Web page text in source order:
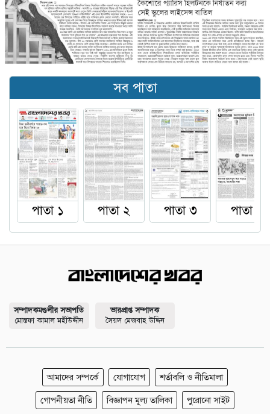
সব পাতা
পাতা ১ পাতা ২ পাতা ৩ পাতা ৪
সম্পাদকমণ্ডলীর সভাপতি
মোস্তফা কামাল মহীউদ্দীন
ভারপ্রাপ্ত সম্পাদক
সৈয়দ মেজবাহ উদ্দিন
আমাদের সম্পর্কে যোগাযোগ শর্তাবলি ও নীতিমালা
গোপনীয়তা নীতি বিজ্ঞাপন মূল্য তালিকা পুরোনো সাইট